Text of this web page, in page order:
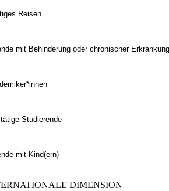
Reisen
mit Behinderung oder chronischer Erkrankung
Studierende
mit Kind(ern)
DIMENSION